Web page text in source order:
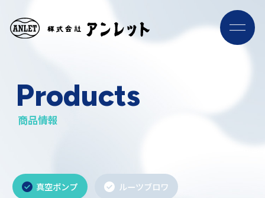
ナ
ビ
Products
商品情報
真空ポンプ ルーツブロワ